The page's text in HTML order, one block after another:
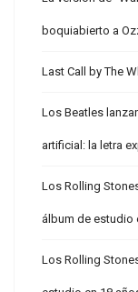
boquiabierto a
Last Call by The
Los Beatles
artificial: la letra
Los Rolling
álbum de estudio
Los Rolling